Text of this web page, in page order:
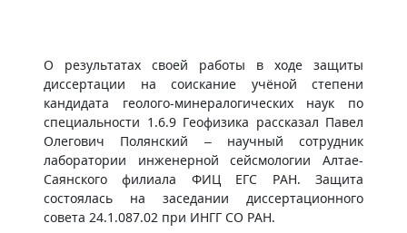
О результатах своей работы в ходе защиты
диссертации на соискание учёной степени
кандидата геолого-минералогических наук по
специальности 1.6.9 Геофизика рассказал Павел
Олегович Полянский – научный сотрудник
лаборатории инженерной сейсмологии Алтае-
Саянского филиала ФИЦ ЕГС РАН. Защита
состоялась на заседании диссертационного
совета 24.1.087.02 при ИНГГ СО РАН.